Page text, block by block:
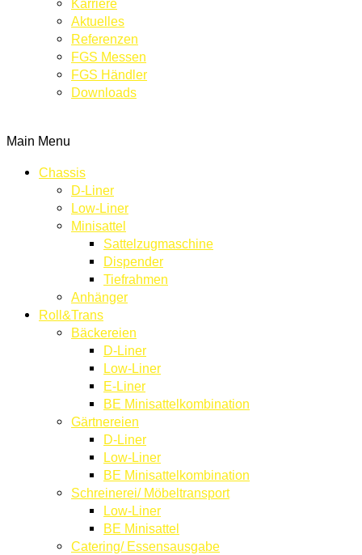
Karriere
Aktuelles
Referenzen
FGS Messen
FGS Händler
Downloads
Main Menu
Chassis
D-Liner
Low-Liner
Minisattel
Sattelzugmaschine
Dispender
Tiefrahmen
Anhänger
Roll&Trans
Bäckereien
D-Liner
Low-Liner
E-Liner
BE Minisattelkombination
Gärtnereien
D-Liner
Low-Liner
BE Minisattelkombination
Schreinerei/ Möbeltransport
Low-Liner
BE Minisattel
Catering/ Essensausgabe